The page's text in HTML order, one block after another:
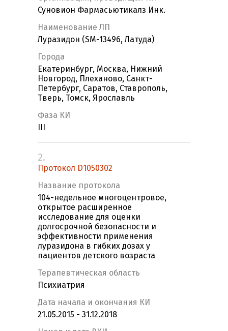
Суновион Фармасьютикалз Инк.
Наименование ЛП
Луразидон (SM-13496, Латуда)
Города
Екатеринбург, Москва, Нижний
Новгород, Плеханово, Санкт-
Петербург, Саратов, Ставрополь,
Тверь, Томск, Ярославль
Фаза КИ
2.
Протокол D1050302
Название протокола
104-недельное многоцентровое,
открытое расширенное
исследование для оценки
долгосрочной безопасности и
эффективности применения
луразидона в гибких дозах у
пациентов детского возраста
Терапевтическая область
Психиатрия
Дата начала и окончания КИ
21.05.2015 - 31.12.2018